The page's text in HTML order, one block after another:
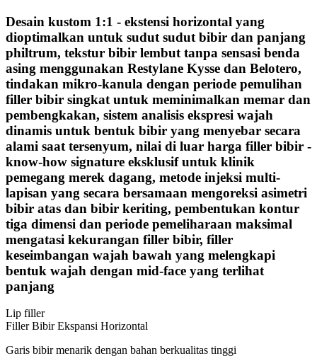
Desain kustom 1:1 - ekstensi horizontal yang
dioptimalkan untuk sudut sudut bibir dan panjang
philtrum, tekstur bibir lembut tanpa sensasi benda
asing menggunakan Restylane Kysse dan Belotero,
tindakan mikro-kanula dengan periode pemulihan
filler bibir singkat untuk meminimalkan memar dan
pembengkakan, sistem analisis ekspresi wajah
dinamis untuk bentuk bibir yang menyebar secara
alami saat tersenyum, nilai di luar harga filler bibir -
know-how signature eksklusif untuk klinik
pemegang merek dagang, metode injeksi multi-
lapisan yang secara bersamaan mengoreksi asimetri
bibir atas dan bibir keriting, pembentukan kontur
tiga dimensi dan periode pemeliharaan maksimal
mengatasi kekurangan filler bibir, filler
keseimbangan wajah bawah yang melengkapi
bentuk wajah dengan mid-face yang terlihat
panjang
Lip filler
Filler Bibir Ekspansi Horizontal
Garis bibir menarik dengan bahan berkualitas tinggi